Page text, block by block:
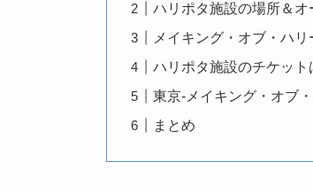
ハリポタ施設の場所＆オ
メイキング・オブ・ハ
ハリポタ施設のチケット
東京-メイキング・オブ
まとめ